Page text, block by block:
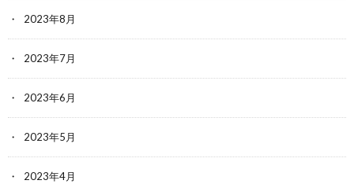
2023年8月
2023年7月
2023年6月
2023年5月
2023年4月